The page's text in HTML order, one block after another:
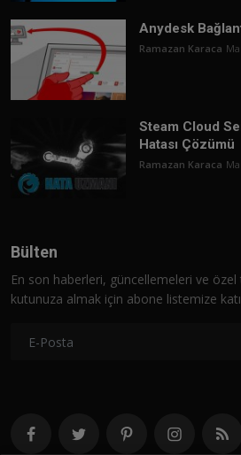
Anydesk
Ramazan Karaca
Steam Cloud
Hatası Çözümü
Ramazan Karaca
Bülten
En son haberleri, güncellemeleri ve
kutunuza almak için abone listemize